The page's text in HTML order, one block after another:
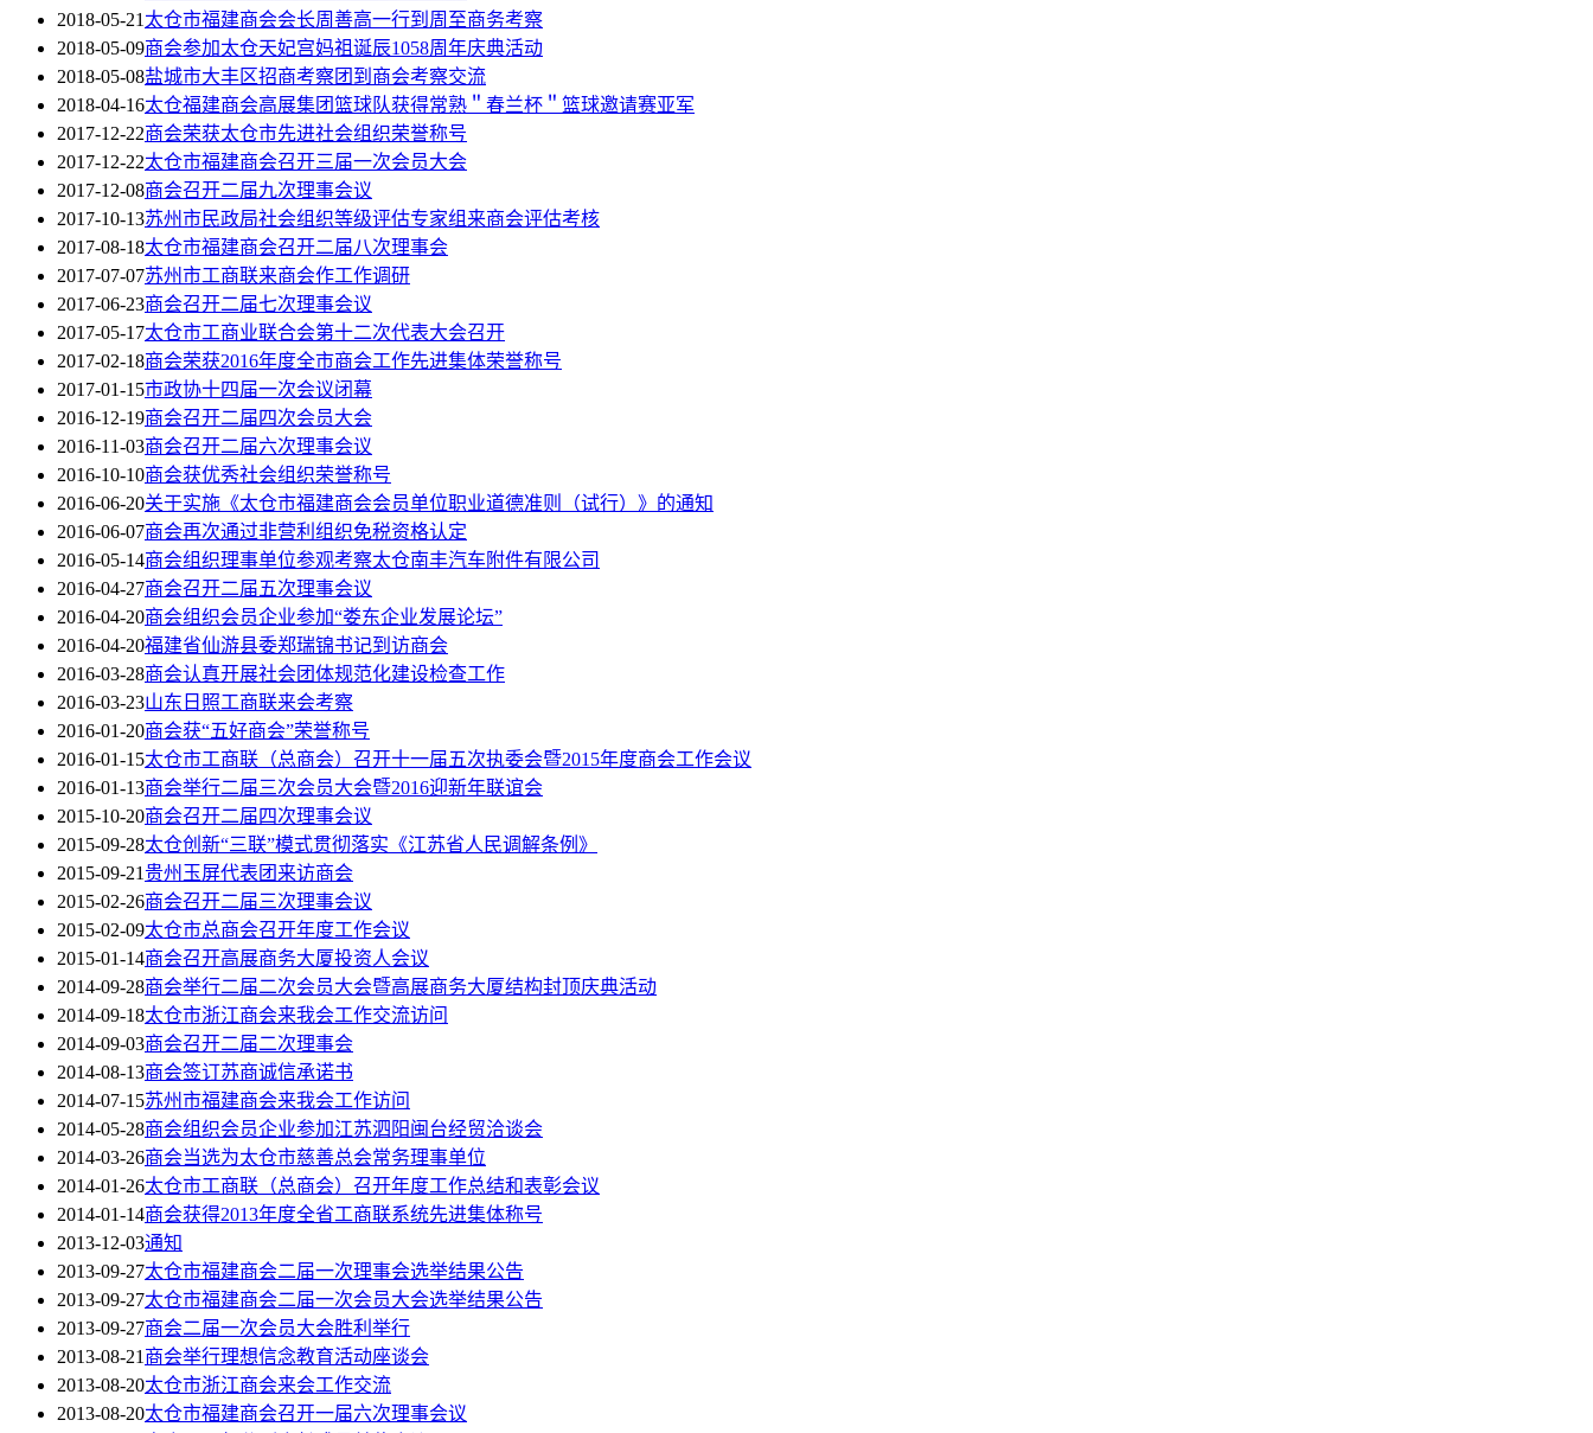
2018-05-21太仓市福建商会会长周善高一行到周至商务考察
2018-05-09商会参加太仓天妃宫妈祖诞辰1058周年庆典活动
2018-05-08盐城市大丰区招商考察团到商会考察交流
2018-04-16太仓福建商会高展集团篮球队获得常熟＂春兰杯＂篮球邀请赛亚军
2017-12-22商会荣获太仓市先进社会组织荣誉称号
2017-12-22太仓市福建商会召开三届一次会员大会
2017-12-08商会召开二届九次理事会议
2017-10-13苏州市民政局社会组织等级评估专家组来商会评估考核
2017-08-18太仓市福建商会召开二届八次理事会
2017-07-07苏州市工商联来商会作工作调研
2017-06-23商会召开二届七次理事会议
2017-05-17太仓市工商业联合会第十二次代表大会召开
2017-02-18商会荣获2016年度全市商会工作先进集体荣誉称号
2017-01-15市政协十四届一次会议闭幕
2016-12-19商会召开二届四次会员大会
2016-11-03商会召开二届六次理事会议
2016-10-10商会获优秀社会组织荣誉称号
2016-06-20关于实施《太仓市福建商会会员单位职业道德准则（试行）》的通知
2016-06-07商会再次通过非营利组织免税资格认定
2016-05-14商会组织理事单位参观考察太仓南丰汽车附件有限公司
2016-04-27商会召开二届五次理事会议
2016-04-20商会组织会员企业参加“娄东企业发展论坛”
2016-04-20福建省仙游县委郑瑞锦书记到访商会
2016-03-28商会认真开展社会团体规范化建设检查工作
2016-03-23山东日照工商联来会考察
2016-01-20商会获“五好商会”荣誉称号
2016-01-15太仓市工商联（总商会）召开十一届五次执委会暨2015年度商会工作会议
2016-01-13商会举行二届三次会员大会暨2016迎新年联谊会
2015-10-20商会召开二届四次理事会议
2015-09-28太仓创新“三联”模式贯彻落实《江苏省人民调解条例》
2015-09-21贵州玉屏代表团来访商会
2015-02-26商会召开二届三次理事会议
2015-02-09太仓市总商会召开年度工作会议
2015-01-14商会召开高展商务大厦投资人会议
2014-09-28商会举行二届二次会员大会暨高展商务大厦结构封顶庆典活动
2014-09-18太仓市浙江商会来我会工作交流访问
2014-09-03商会召开二届二次理事会
2014-08-13商会签订苏商诚信承诺书
2014-07-15苏州市福建商会来我会工作访问
2014-05-28商会组织会员企业参加江苏泗阳闽台经贸洽谈会
2014-03-26商会当选为太仓市慈善总会常务理事单位
2014-01-26太仓市工商联（总商会）召开年度工作总结和表彰会议
2014-01-14商会获得2013年度全省工商联系统先进集体称号
2013-12-03通知
2013-09-27太仓市福建商会二届一次理事会选举结果公告
2013-09-27太仓市福建商会二届一次会员大会选举结果公告
2013-09-27商会二届一次会员大会胜利举行
2013-08-21商会举行理想信念教育活动座谈会
2013-08-20太仓市浙江商会来会工作交流
2013-08-20太仓市福建商会召开一届六次理事会议